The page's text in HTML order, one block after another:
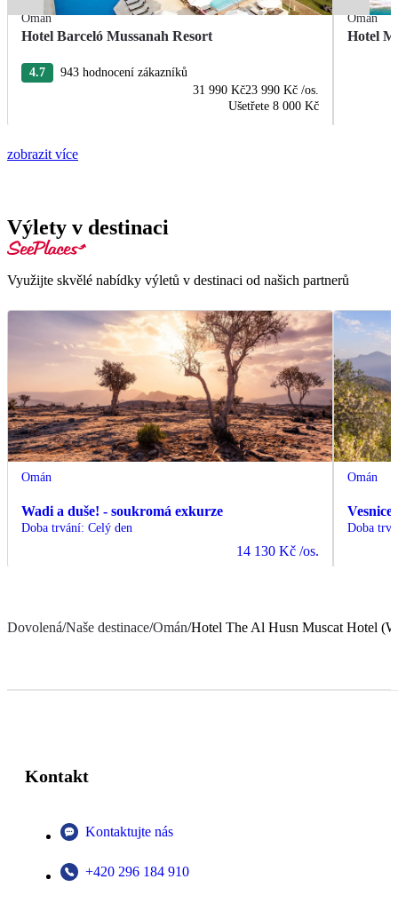
Omán
Hotel Barceló Mussanah Resort
4.7
943 hodnocení zákazníků
31 990 Kč23 990 Kč /os.
Ušetřete 8 000 Kč
Omán
Hotel
zobrazit více
Výlety v destinaci
Využijte skvělé nabídky výletů v destinaci od našich partnerů
Omán
Wadi a duše! - soukromá exkurze
Doba trvání: Celý den
14 130 Kč /os.
Omán
Doba
Dovolená/Naše destinace/Omán/Hotel The Al Husn Muscat Hotel
Kontakt
Kontaktujte nás
+420 296 184 910